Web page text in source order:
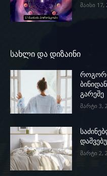
მაისი 17,
სახლი და დიზაინი
როგორ
გარეშე
მარტი 3,
მარტი 2,